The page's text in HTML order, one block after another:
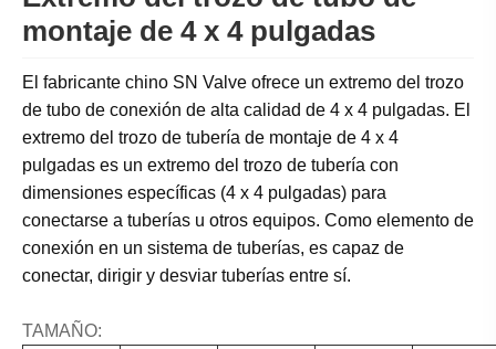
montaje de 4 x 4 pulgadas
El fabricante chino SN Valve ofrece un extremo del trozo
de tubo de conexión de alta calidad de 4 x 4 pulgadas. El
extremo del trozo de tubería de montaje de 4 x 4
pulgadas es un extremo del trozo de tubería con
dimensiones específicas (4 x 4 pulgadas) para
conectarse a tuberías u otros equipos. Como elemento de
conexión en un sistema de tuberías, es capaz de
conectar, dirigir y desviar tuberías entre sí.
TAMAÑO: